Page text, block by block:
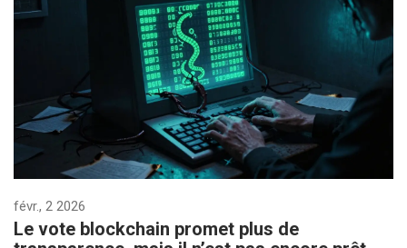
févr., 2 2026
Le vote blockchain promet plus de